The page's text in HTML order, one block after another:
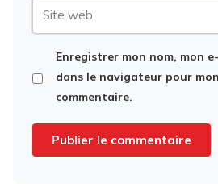
Enregistrer mon nom, mon
dans le navigateur pour
commentaire.